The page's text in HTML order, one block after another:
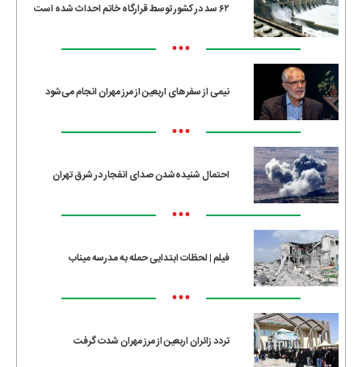
۶۲ سد در کشور توسط قرارگاه خاتم احداث شده است
•••
نیمی از سفرهای اربعین از مرز مهران انجام می‌شود
•••
احتمال شنیده‌شدن صدای انفجار در شرق تهران
•••
فیلم | لحظات ابتدایی حمله به مدرسه میناب
•••
تردد زائران اربعین از مرز مهران شدت گرفت